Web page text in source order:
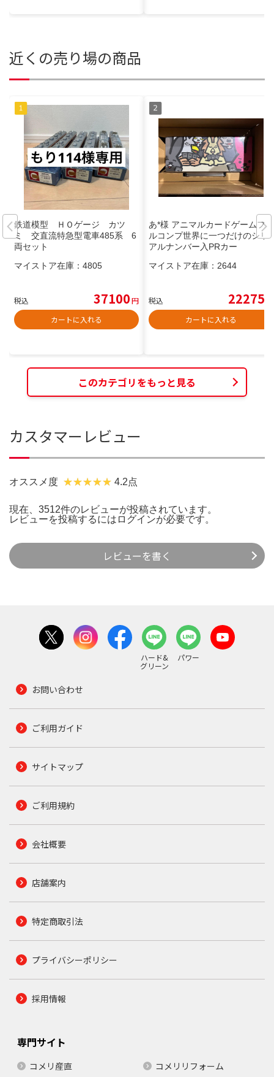
近くの売り場の商品
鉄道模型 ＨＯゲージ カツ
ミ 交直流特急型電車485系 6
両セット
マイストア在庫： 4805
税込 37100円
カートに入れる
あ*様 アニマルカードゲームフ
ルコンプ世界に一つだけのシリ
アルナンバー入PRカー
マイストア在庫： 2644
税込 22275
カートに入れる
このカテゴリをもっと見る
カスタマーレビュー
オススメ度 4.2点
現在、3512件のレビューが投稿されています。
レビューを投稿するには ログインが必要です。
レビューを書く
ハード&
グリーン
パワー
お問い合わせ
ご利用ガイド
サイトマップ
ご利用規約
会社概要
店舗案内
特定商取引法
プライバシーポリシー
採用情報
専門サイト
コメリ産直 コメリリフォーム